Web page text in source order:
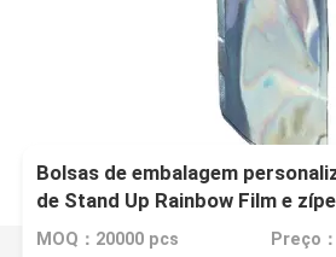
Bolsas de embalagem
de Stand Up Rainbow Film e
MOQ：20000 pcs